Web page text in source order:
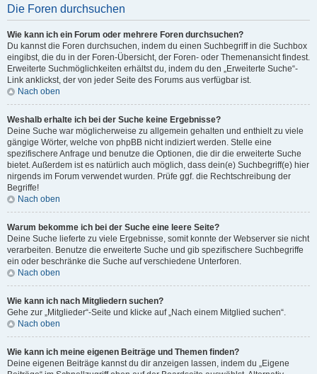
Die Foren durchsuchen
Wie kann ich ein Forum oder mehrere Foren durchsuchen?
Du kannst die Foren durchsuchen, indem du einen Suchbegriff in die Suchbox
eingibst, die du in der Foren-Übersicht, der Foren- oder Themenansicht findest.
Erweiterte Suchmöglichkeiten erhältst du, indem du den „Erweiterte Suche“-
Link anklickst, der von jeder Seite des Forums aus verfügbar ist.
Nach oben
Weshalb erhalte ich bei der Suche keine Ergebnisse?
Deine Suche war möglicherweise zu allgemein gehalten und enthielt zu viele
gängige Wörter, welche von phpBB nicht indiziert werden. Stelle eine
spezifischere Anfrage und benutze die Optionen, die dir die erweiterte Suche
bietet. Außerdem ist es natürlich auch möglich, dass dein(e) Suchbegriff(e) hier
nirgends im Forum verwendet wurden. Prüfe ggf. die Rechtschreibung der
Begriffe!
Nach oben
Warum bekomme ich bei der Suche eine leere Seite?
Deine Suche lieferte zu viele Ergebnisse, somit konnte der Webserver sie nicht
verarbeiten. Benutze die erweiterte Suche und gib spezifischere Suchbegriffe
ein oder beschränke die Suche auf verschiedene Unterforen.
Nach oben
Wie kann ich nach Mitgliedern suchen?
Gehe zur „Mitglieder“-Seite und klicke auf „Nach einem Mitglied suchen“.
Nach oben
Wie kann ich meine eigenen Beiträge und Themen finden?
Deine eigenen Beiträge kannst du dir anzeigen lassen, indem du „Eigene